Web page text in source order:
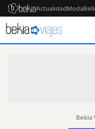
ActualidadModa
Bekia